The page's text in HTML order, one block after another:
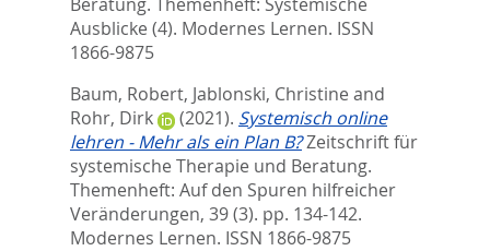
Ausblicke (4). Modernes Lernen. ISSN
1866-9875
Baum, Robert, Jablonski, Christine and
Rohr, Dirk
(2021). Systemisch online
lehren - Mehr als ein Plan B?Zeitschrift für
systemische Therapie und Beratung.
Themenheft: Auf den Spuren hilfreicher
Veränderungen, 39 (3). pp. 134-142.
Modernes Lernen. ISSN 1866-9875